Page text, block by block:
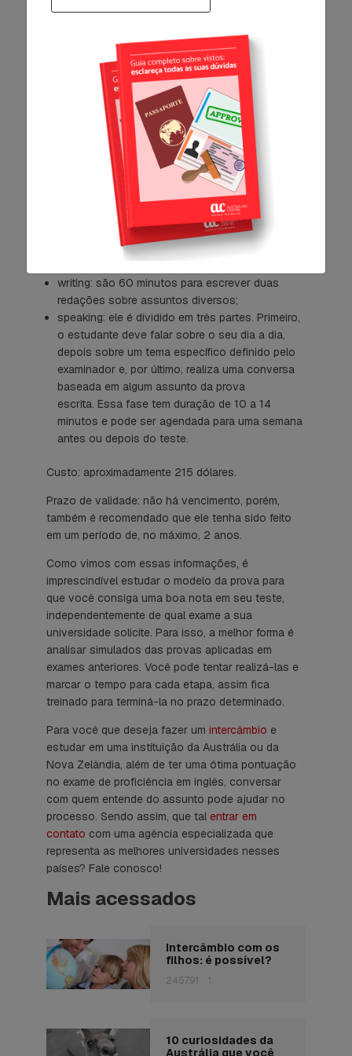
O teste tem o mesmo formato que os outros, a
diferença é que ospeakingnão precisa ser feito
no mesmo dia que oreading, listening writing
exame é estruturado da seguinte forma:
: são 60 minutos para responder 40
questões referentes a três textos. As questões
são divididas entre múltipla escolha,
preenchimento de lacunas, entre outras;
: também são 40 perguntas sobre
quatro áudios que abordam temas do cotidiano
e de estudos. O candidato tem 40 minutos para
writing: são 60 minutos para escrever duas
redações sobre assuntos diversos;
speaking: ele é dividido em três partes. Primeiro,
o estudante deve falar sobre o seu dia a dia,
depois sobre um tema específico definido pelo
examinador e, por último, realiza uma conversa
baseada em algum assunto da prova
escrita. Essa fase tem duração de 10 a 14
minutos e pode ser agendada para uma semana
antes ou depois do teste.
Custo: aproximadamente 215 dólares.
Prazo de validade: não há vencimento, porém,
também é recomendado que ele tenha sido feito
em um período de, no máximo, 2 anos.
Como vimos com essas informações, é
imprescindível estudar o modelo da prova para
que você consiga uma boa nota em seu teste,
independentemente de qual exame a sua
universidade solicite. Para isso, a melhor forma é
analisar simulados das provas aplicadas em
exames anteriores. Você pode tentar realizá-las e
marcar o tempo para cada etapa, assim fica
treinado para terminá-la no prazo determinado.
Para você que deseja fazer um intercâmbio e
estudar em uma instituição da Austrália ou da
Nova Zelândia, além de ter uma ótima pontuação
no exame de proficiência em inglês, conversar
com quem entende do assunto pode ajudar no
processo. Sendo assim, que tal entrar em
contato com uma agência especializada que
representa as melhores universidades nesses
países? Fale conosco!
Mais acessados
Intercâmbio com os
filhos: é possível?
245791 1
10 curiosidades da
Austrália que você